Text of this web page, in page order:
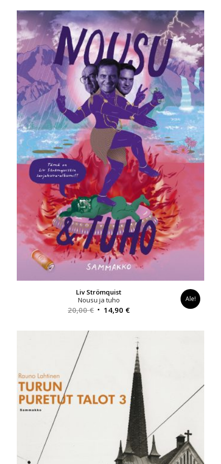
oli:
34,00 €.
on:
9,90 €.
Liv Strömquist
Nousu ja tuho
20,00€ Alkuperäinen
oli:
14,90 €Nykyinen
on:
14,90 €.
Ale!